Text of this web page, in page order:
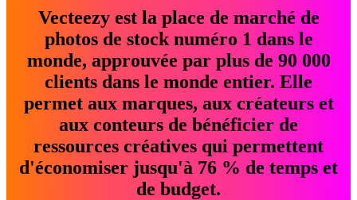
Vecteezy est la place de marché de
photos de stock numéro 1 dans le
monde, approuvée par plus de 90 000
clients dans le monde entier. Elle
permet aux marques, aux créateurs et
aux conteurs de bénéficier de
ressources créatives qui permettent
d'économiser jusqu'à 76 % de temps et
de budget.